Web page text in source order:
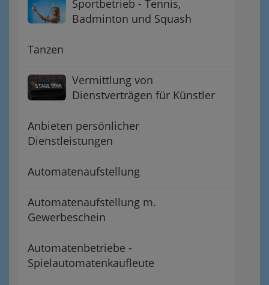
Sportbetrieb - Tennis,
Badminton und Squash
Tanzen
Vermittlung von
Dienstverträgen für Künstler
Anbieten persönlicher
Dienstleistungen
Automatenaufstellung
Automatenaufstellung m.
Gewerbeschein
Automatenbetriebe -
Spielautomatenkaufleute